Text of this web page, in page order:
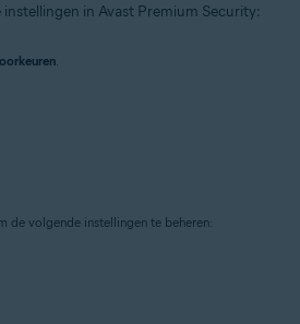
in Avast Premium Security:
.
de volgende instellingen te beheren: